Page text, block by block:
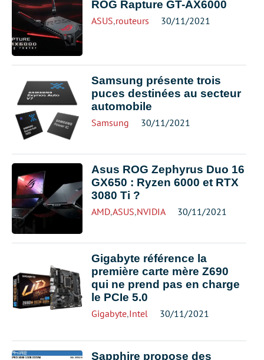
ROG Rapture GT-AX6000
ASUS,routeurs 30/11/2021
Samsung présente trois
puces destinées au secteur
automobile
Samsung 30/11/2021
Asus ROG Zephyrus Duo 16
GX650 : Ryzen 6000 et RTX
3080 Ti ?
AMD,ASUS,NVIDIA 30/11/2021
Gigabyte référence la
première carte mère Z690
qui ne prend pas en charge
le PCIe 5.0
Gigabyte,Intel 30/11/2021
Sapphire propose des